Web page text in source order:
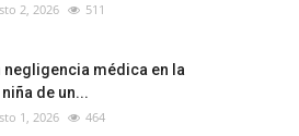
2, 2026 511
negligencia médica en la
de un...
1, 2026 464